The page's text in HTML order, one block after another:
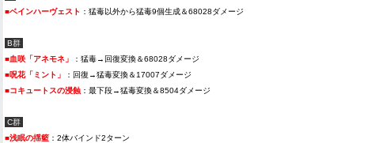
■ベインハーヴェスト ：猛毒以外から猛毒9個生成＆68028ダメージ
B群
■血咲「アネモネ」
：猛毒→回復変換＆68028ダメージ
■呪花「ミント」
：回復→猛毒変換＆17007ダメージ
■コキュートスの浸蝕 ：最下段→猛毒変換＆8504ダメージ
C群
■浅眠の揺籃 ：2体バインド2ターン